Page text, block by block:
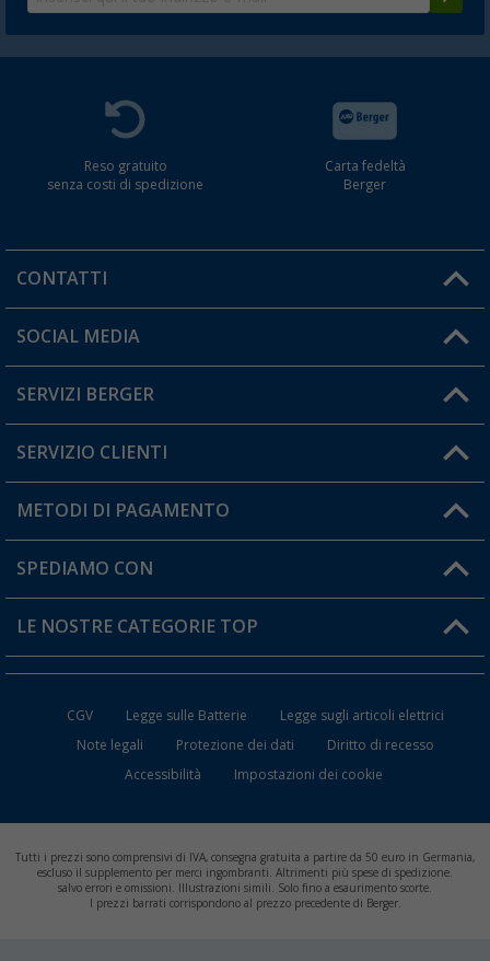
Reso gratuito
senza costi di spedizione
Carta fedeltà
Berger
CONTATTI
Orari di apertura del servizio:
Hai una domanda?
SOCIAL MEDIA
SERVIZI BERGER
Diventare rivenditori
Il mio Account
Carta fedeltà Berger
SERVIZIO CLIENTI
Informazioni sulla spedizione
Resi
FAQ e Contatti
METODI DI PAGAMENTO
SPEDIAMO CON
LE NOSTRE CATEGORIE TOP
WC da Campeggio
Mobili per il Campeggio
Frigo Portatili
Climatizzatori per Camper
CGV Legge sulle Batterie
Legge sugli articoli elettrici
Note legali
Protezione dei dati
Diritto di recesso
Accessibilità
Impostazioni dei cookie
Tutti i prezzi sono comprensivi di IVA, consegna gratuita a partire da 50 euro in Germania,
escluso il supplemento per merci ingombranti. Altrimenti più spese di spedizione.
salvo errori e omissioni. Illustrazioni simili. Solo fino a esaurimento scorte.
I prezzi barrati corrispondono al prezzo precedente di Berger.